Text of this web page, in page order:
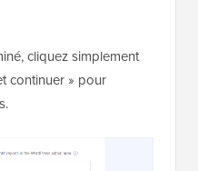
cliquez simplement
continuer » pour